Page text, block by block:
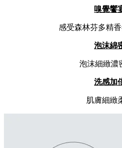
嗅覺饗
感受森林芬多精
泡沫綿
泡沫細緻濃
洗感加
肌膚細緻